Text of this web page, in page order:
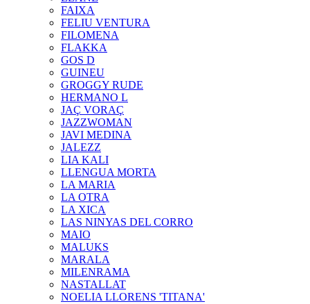
FAIXA
FELIU VENTURA
FILOMENA
FLAKKA
GOS D
GUINEU
GROGGY RUDE
HERMANO L
JAÇ VORAÇ
JAZZWOMAN
JAVI MEDINA
JALEZZ
LIA KALI
LLENGUA MORTA
LA MARIA
LA OTRA
LA XICA
LAS NINYAS DEL CORRO
MAIO
MALUKS
MARALA
MILENRAMA
NASTALLAT
NOELIA LLORENS 'TITANA'